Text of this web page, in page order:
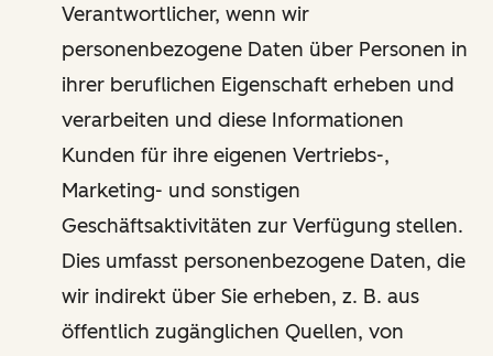
Verantwortlicher, wenn wir
personenbezogene Daten über Personen in
ihrer beruflichen Eigenschaft erheben und
verarbeiten und diese Informationen
Kunden für ihre eigenen Vertriebs-,
Marketing- und sonstigen
Geschäftsaktivitäten zur Verfügung stellen.
Dies umfasst personenbezogene Daten, die
wir indirekt über Sie erheben, z. B. aus
öffentlich zugänglichen Quellen, von